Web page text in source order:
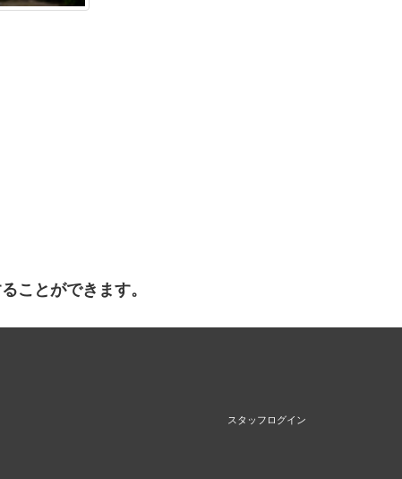
ことができます。
スタッフログイン